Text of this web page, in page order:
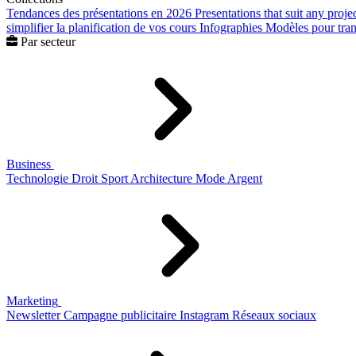
Tendances des présentations en 2026 Presentations that suit any
simplifier la planification de vos cours Infographies Modèles pour
Par secteur
Business
Technologie Droit Sport Architecture Mode Argent
Marketing
Newsletter Campagne publicitaire Instagram Réseaux sociaux